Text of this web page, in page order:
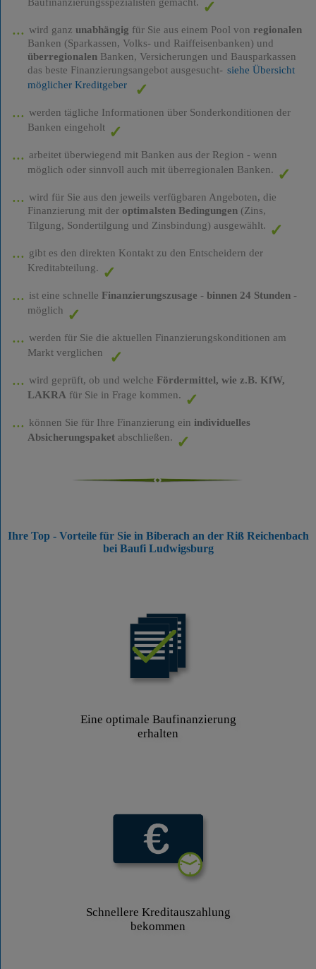
wird ganz unabhängig für Sie aus einem Pool von regionalen
Banken (Sparkassen, Volks- und Raiffeisenbanken) und
überregionalenBanken, Versicherungen und Bausparkassen
das beste Finanzierungsangebot ausgesucht- siehe Übersicht
möglicher Kreditgeber
werden tägliche Informationen über Sonderkonditionen der
Banken eingeholt
arbeitet überwiegend mit Banken aus der Region - wenn
möglich oder sinnvoll auch mit überregionalen Banken.
wird für Sie aus den jeweils verfügbaren Angeboten, die
Finanzierung mit der optimalsten Bedingungen(Zins,
Tilgung, Sondertilgung und Zinsbindung) ausgewählt.
gibt es den direkten Kontakt zu den Entscheidern der
Kreditabteilung.
ist eine schnelle Finanzierungszusage - binnen 24 Stunden-
möglich
werden für Sie die aktuellen Finanzierungskonditionen am
Markt verglichen
wird geprüft, ob und welche Fördermittel, wie z.B. KfW,
LAKRA für Sie in Frage kommen.
können Sie für Ihre Finanzierung ein individuelles
Absicherungspaketabschließen.
Ihre Top - Vorteile für Sie in Biberach an der Riß Reichenbach
bei Baufi Ludwigsburg
Eine optimale Baufinanzierung
erhalten
Schnellere Kreditauszahlung
bekommen